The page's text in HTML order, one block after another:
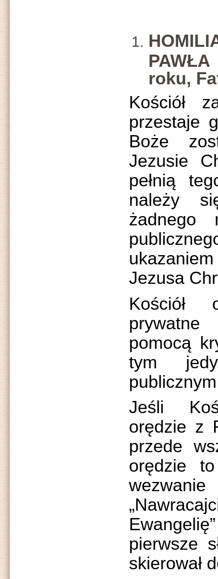
roku,
Kościół
przestaje
Boże
Jezusie
pełnią
należy
żadnego
Jezusa
Kościół
pomocą
tym
Jeśli
orędzie z
przede
orędzie
pierwsze
skierował